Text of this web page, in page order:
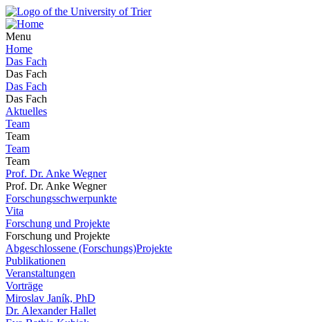
Menu
Home
Das Fach
Das Fach
Das Fach
Das Fach
Aktuelles
Team
Team
Team
Team
Prof. Dr. Anke Wegner
Prof. Dr. Anke Wegner
Forschungsschwerpunkte
Vita
Forschung und Projekte
Forschung und Projekte
Abgeschlossene (Forschungs)Projekte
Publikationen
Veranstaltungen
Vorträge
Miroslav Janík, PhD
Dr. Alexander Hallet